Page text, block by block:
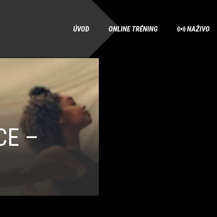
ÚVOD ONLINE TRÉNING NAŽIVO
–